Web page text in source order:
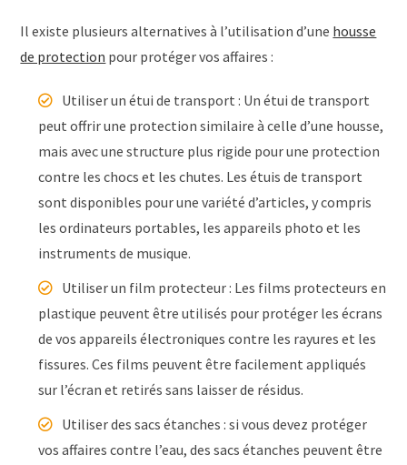
Il existe plusieurs alternatives à l’utilisation d’une housse
de protection pour protéger vos affaires :
Utiliser un étui de transport : Un étui de transport
peut offrir une protection similaire à celle d’une housse,
mais avec une structure plus rigide pour une protection
contre les chocs et les chutes. Les étuis de transport
sont disponibles pour une variété d’articles, y compris
les ordinateurs portables, les appareils photo et les
instruments de musique.
Utiliser un film protecteur : Les films protecteurs en
plastique peuvent être utilisés pour protéger les écrans
de vos appareils électroniques contre les rayures et les
fissures. Ces films peuvent être facilement appliqués
sur l’écran et retirés sans laisser de résidus.
Utiliser des sacs étanches : si vous devez protéger
vos affaires contre l’eau, des sacs étanches peuvent être